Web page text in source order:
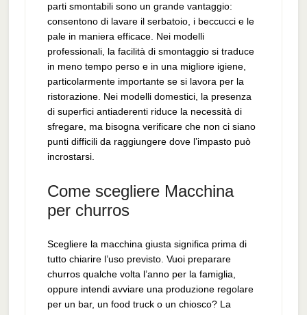
parti smontabili sono un grande vantaggio:
consentono di lavare il serbatoio, i beccucci e le
pale in maniera efficace. Nei modelli
professionali, la facilità di smontaggio si traduce
in meno tempo perso e in una migliore igiene,
particolarmente importante se si lavora per la
ristorazione. Nei modelli domestici, la presenza
di superfici antiaderenti riduce la necessità di
sfregare, ma bisogna verificare che non ci siano
punti difficili da raggiungere dove l’impasto può
incrostarsi.
Come scegliere Macchina
per churros​
Scegliere la macchina giusta significa prima di
tutto chiarire l’uso previsto. Vuoi preparare
churros qualche volta l’anno per la famiglia,
oppure intendi avviare una produzione regolare
per un bar, un food truck o un chiosco? La